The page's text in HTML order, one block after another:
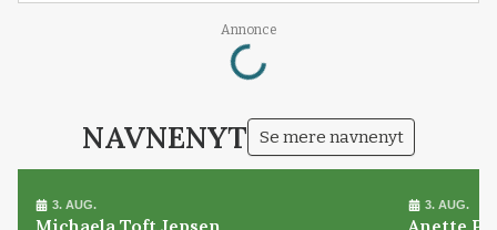
Annonce
Loading...
NAVNENYT Se mere navnenyt
3. AUG.
Michaela Toft Jepsen
3. AUG.
Anette